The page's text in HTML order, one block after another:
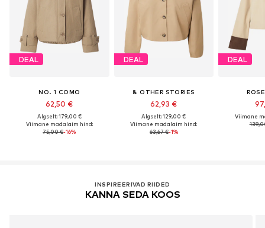
DEAL
NO. 1 COMO
62,50 €
Algselt: 179,00 €
Viimane madalaim hind:
75,00 €-16%
DEAL
& OTHER STORIES
62,93 €
Algselt: 129,00 €
Viimane madalaim hind:
63,67 €-1%
DEAL
Viimane
INSPIREERIVAD RIIDED
KANNA SEDA KOOS